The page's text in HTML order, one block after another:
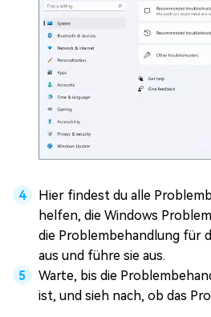
Hier findest du alle
helfen, die Windows
die Problembehandlung für
aus und führe sie aus.
Warte, bis die
ist, und sieh nach, ob das